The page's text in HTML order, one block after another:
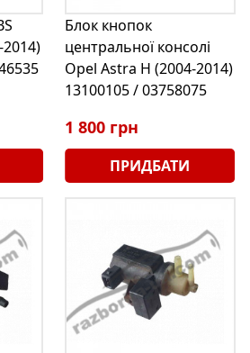
Блок кнопок
центральної консолі
Opel Astra H (2004-2014)
13100105 / 03758075
1 800 грн
ПРИДБАТИ